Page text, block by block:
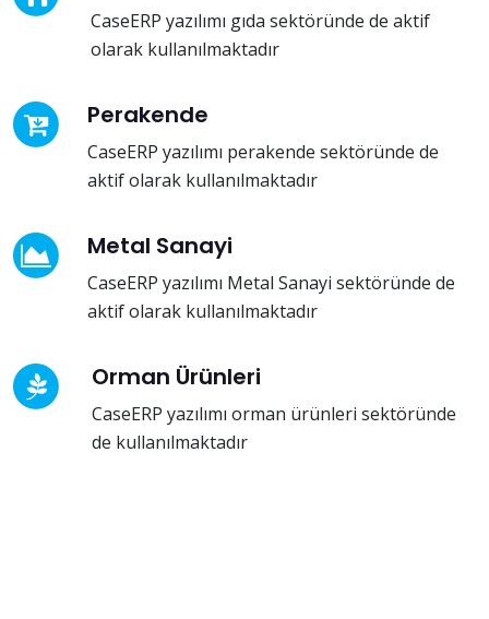
CaseERP yazılımı gıda sektöründe de aktif
olarak kullanılmaktadır
Perakende
CaseERP yazılımı perakende sektöründe de
aktif olarak kullanılmaktadır
Metal Sanayi
CaseERP yazılımı Metal Sanayi sektöründe de
aktif olarak kullanılmaktadır
Orman Ürünleri
CaseERP yazılımı orman ürünleri sektöründe
de kullanılmaktadır